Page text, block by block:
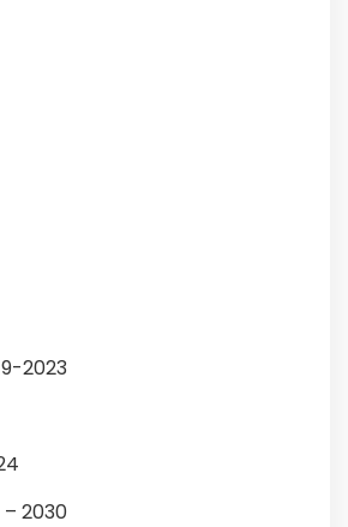
2023
– 2030